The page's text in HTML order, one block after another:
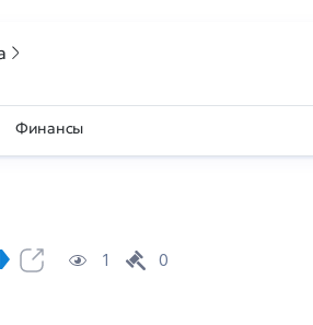
Финансы
1 0